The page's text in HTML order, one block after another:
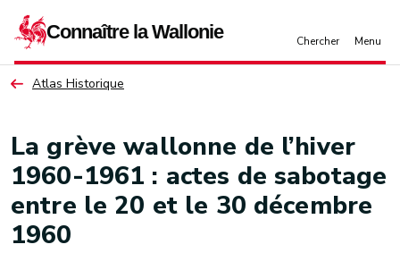
Atlas Historique
La grève wallonne de l’hiver
1960-1961 : actes de sabotage
entre le 20 et le 30 décembre
1960